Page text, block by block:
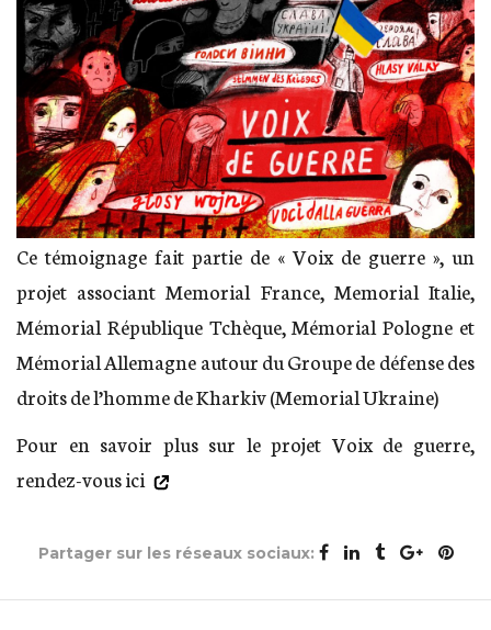
Ce témoignage fait partie de « Voix de guerre », un
projet associant Memorial France, Memorial Italie,
Mémorial République Tchèque, Mémorial Pologne et
Mémorial Allemagne autour du Groupe de défense des
droits de l’homme de Kharkiv (Memorial Ukraine)
Pour en savoir plus sur le projet Voix de guerre,
rendez-vous ici
Partager sur les réseaux sociaux: